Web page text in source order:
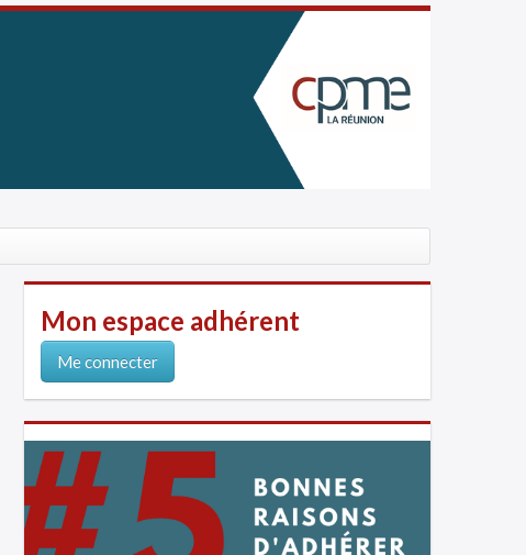
Mon espace adhérent
Me connecter